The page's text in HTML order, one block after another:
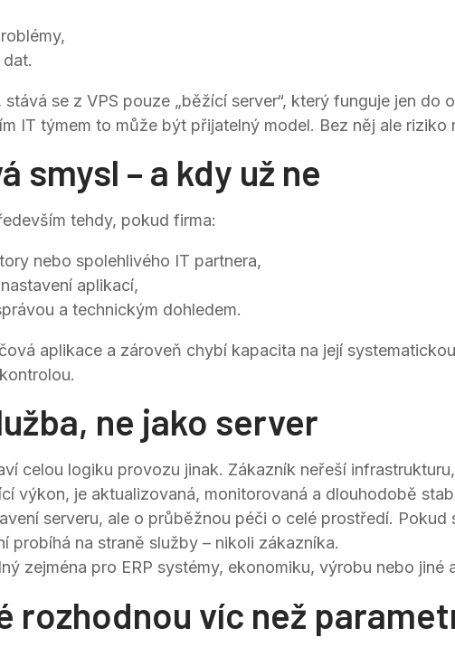
se z VPS pouze „běžící server“, který funguje jen do
IT týmem to může být přijatelný model. Bez něj ale riziko
smysl – a kdy už ne
tehdy, pokud firma:
nebo spolehlivého IT partnera,
aplikací,
a technickým dohledem.
aplikace a zároveň chybí kapacita na její
ne jako server
celou logiku provozu jinak. Zákazník neřeší
výkon, je aktualizovaná, monitorovaná a dlouhodobě
serveru, ale o průběžnou péči o celé prostředí.
probíhá na straně služby – nikoli zákazníka.
zejména pro ERP systémy, ekonomiku, výrobu nebo
rozhodnou víc než